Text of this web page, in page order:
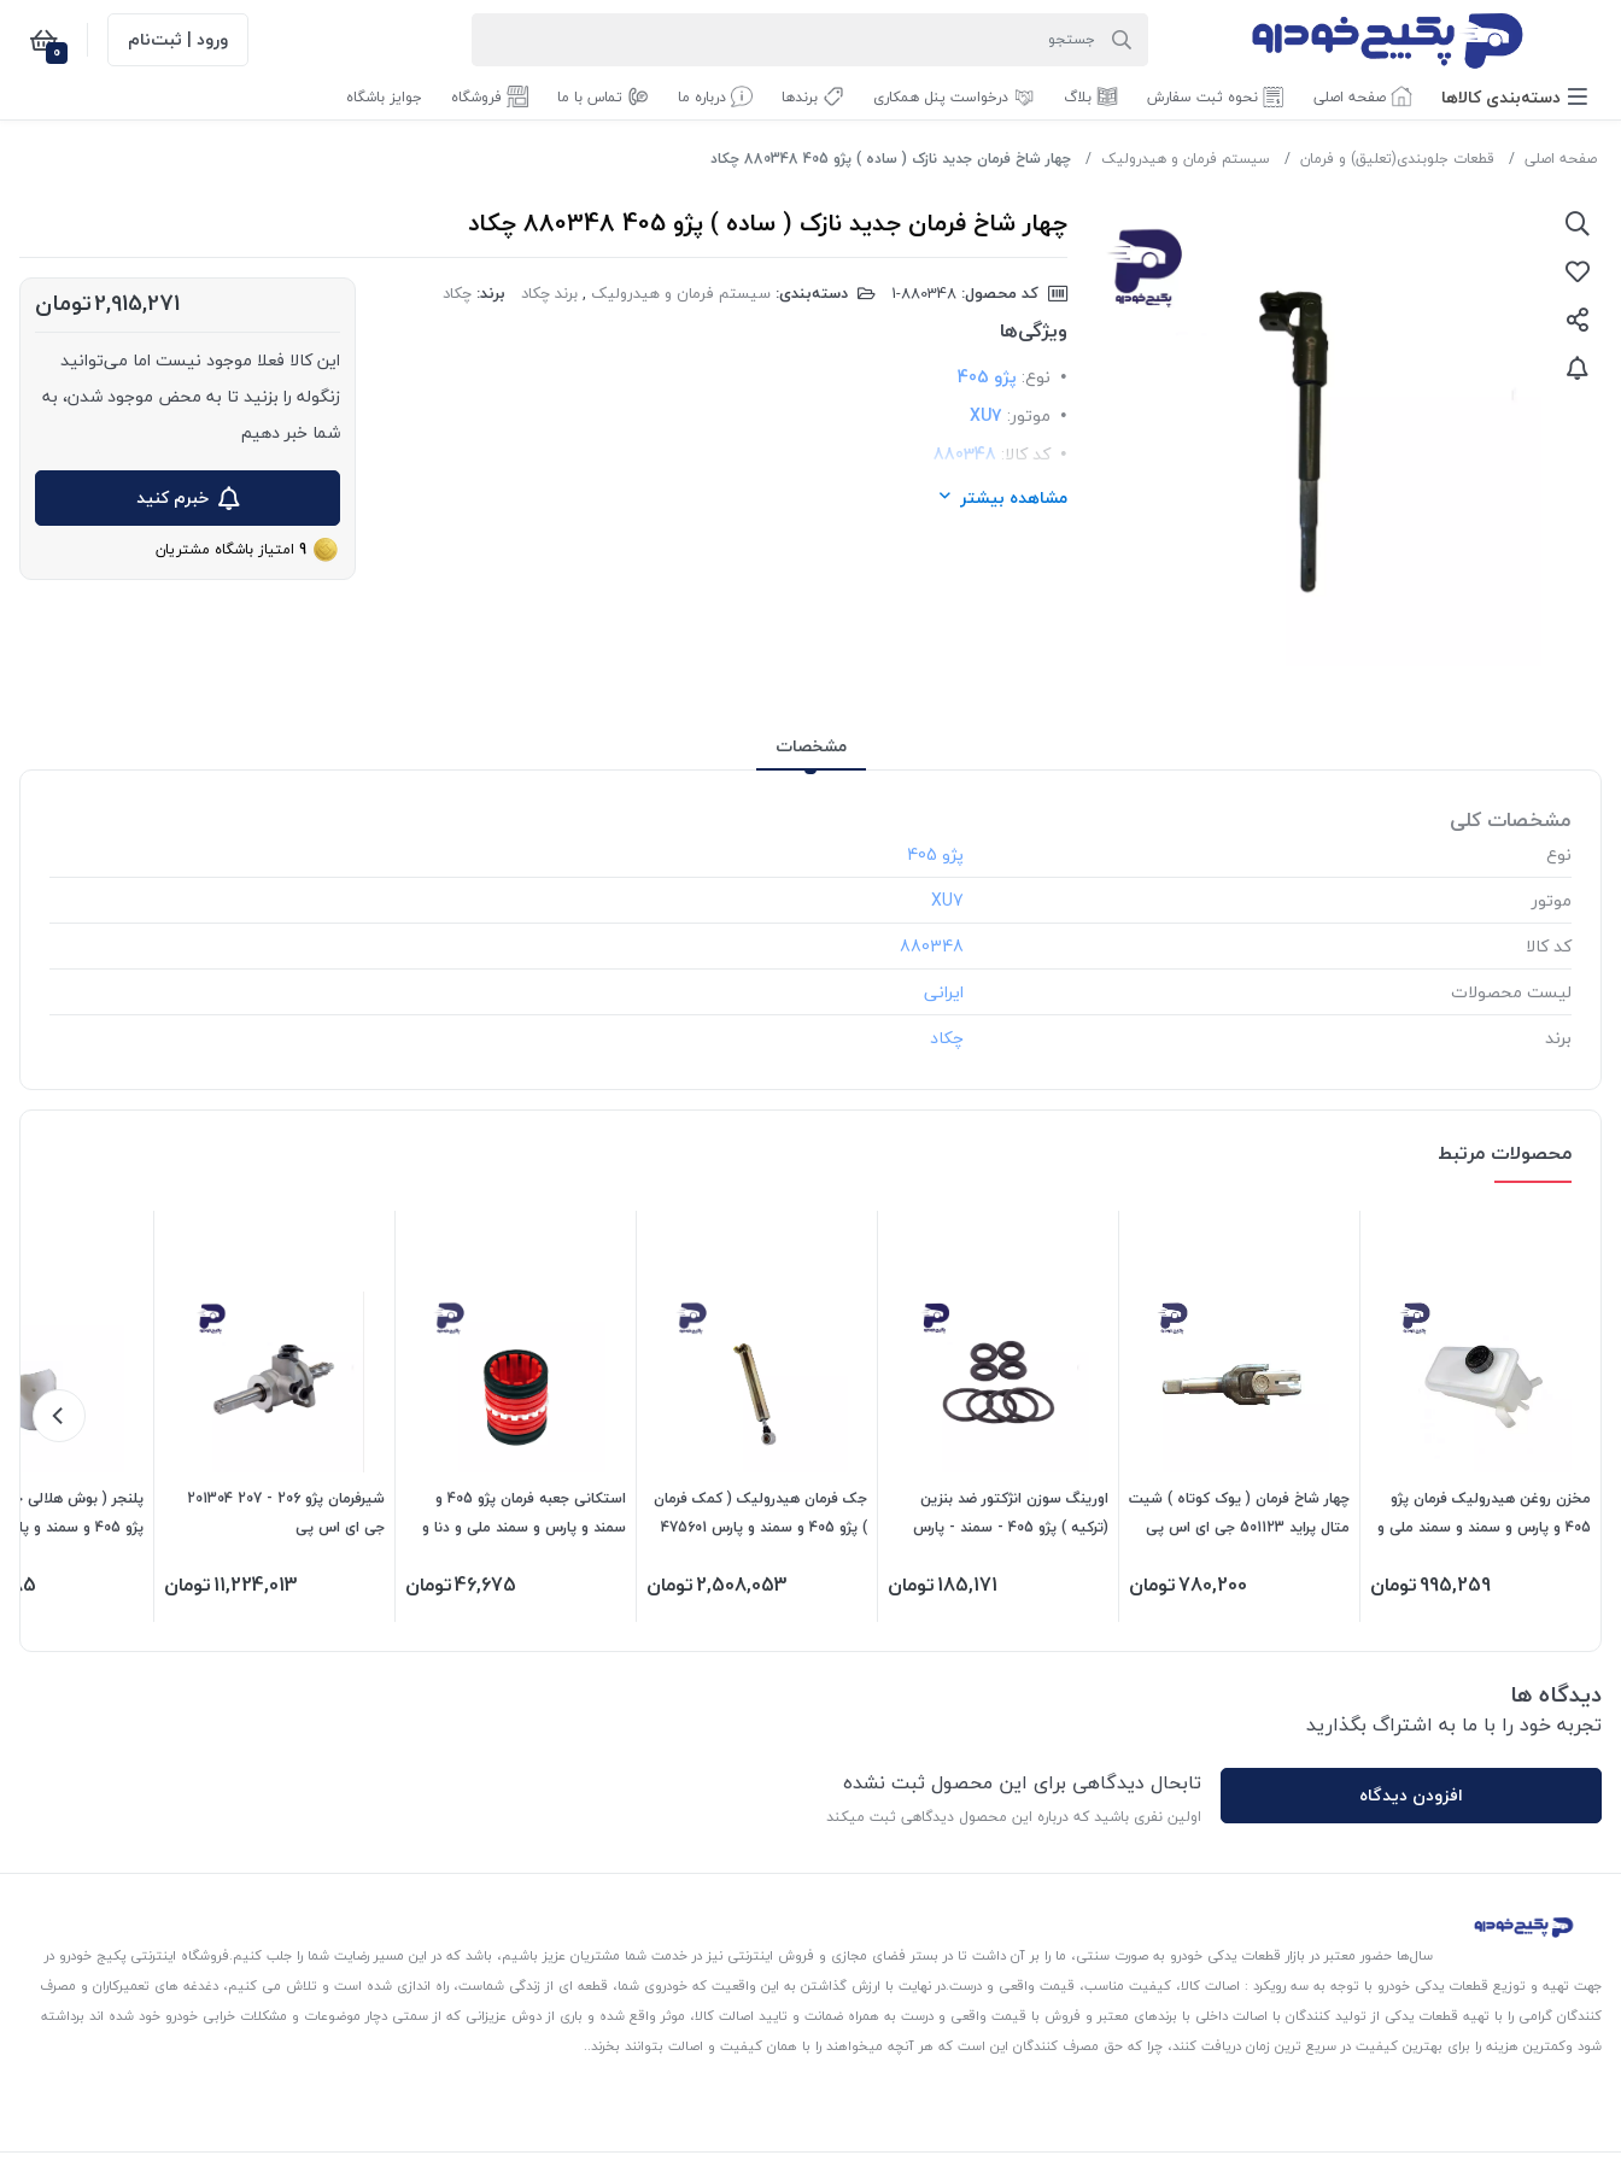
ورود | ثبت‌نام 0
دسته‌بندی‌ کالاها صفحه اصلی نحوه ثبت سفارش بلاگ درخواست پنل همکاری برندها درباره ما تماس با ما فروشگاه جوایز باشگاه
صفحه اصلی قطعات جلوبندی(تعلیق) و فرمان سیستم فرمان و هیدرولیک چهار شاخ فرمان جدید نازک ( ساده ) پژو 405 880348 چکاد
چهار شاخ فرمان جدید نازک ( ساده ) پژو 405 880348 چکاد
کد محصول: دسته‌بندی: سیستم فرمان و هیدرولیک ,برند چکاد برند: چکاد
ویژگی‌ها
نوع: پژو 405
موتور: XU7
کد کالا: 880348
لیست محصولات:
مشاهده بیشتر
2,915,271تومان
این کالا فعلا موجود نیست اما می‌توانید
زنگوله را بزنید تا به محض موجود شدن، به
شما خبر دهیم
خبرم کنید
9 امتیاز باشگاه مشتریان
مشخصات
مشخصات کلی
نوع
موتور
‎XU7
کد کالا
‎880348
لیست محصولات
برند
محصولات مرتبط
مخزن روغن هیدرولیک فرمان پژو
405 و پارس و سمند و سمند ملی و
995,259تومان
چهار شاخ فرمان ( یوک کوتاه ) شیت
متال پراید 501123 جی ای اس پی
780,200تومان
اورینگ سوزن انژکتور ضد بنزین
(ترکیه ) پژو 405 - سمند - پارس
185,171تومان
جک فرمان هیدرولیک ( کمک فرمان
) پژو 405 و سمند و پارس 475601
2,508,053تومان
استکانی جعبه فرمان پژو 405 و
سمند و پارس و سمند ملی و دنا و
46,675تومان
شیرفرمان پژو 206 - 207 201304
جی ای اس پی
11,224,013تومان
پلنجر ( بوش هلالی
دیدگاه ها
تجربه خود را با ما به اشتراگ بگذارید
افزودن دیدگاه تابحال دیدگاهی برای این محصول ثبت نشده
اولین نفری باشید که درباره این محصول دیدگاهی ثبت میکند
سال‌ها حضور معتبر در بازار قطعات یدکی خودرو به صورت سنتی، ما را بر آن داشت تا در بستر فضای مجازی و فروش اینترنتی نیز در خدمت شما مشتریان عزیز باشیم، باشد که در این مسیر رضایت شما را جلب کنیم.فروشگاه اینترنتی پکیج خودرو در
جهت تهیه و توزیع قطعات یدکی خودرو با توجه به سه رویکرد : اصالت کالا، کیفیت مناسب، قیمت واقعی و درست.در نهایت با ارزش گذاشتن به این واقعیت که خودروی شما، قطعه ای از زندگی شماست، راه اندازی شده است و تلاش می کنیم، دغدغه های تعمیرکاران و مصرف
کنندگان گرامی را با تهیه قطعات یدکی از تولید کنندگان با اصالت داخلی با برندهای معتبر و فروش با قیمت واقعی و درست به همراه ضمانت و تایید اصالت کالا، موثر واقع شده و باری از دوش عزیزانی که از سمتی دچار موضوعات و مشکلات خرابی خودرو خود شده اند برداشته
شود و‌کمترین هزینه را برای بهترین کیفیت در سریع ترین زمان دریافت کنند، چرا که حق مصرف کنندگان این است که هر آنچه میخواهند را با همان کیفیت و اصالت بتوانند بخرند..